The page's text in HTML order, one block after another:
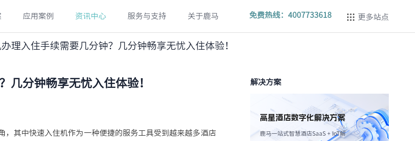
应用案例 资讯中心 服务与支持 关于鹿马 免费热线：4007733618 更多站点
理入住手续需要几分钟？几分钟畅享无忧入住体验！
几分钟畅享无忧入住体验！
其中快速入住机作为一种便捷的服务工具受到越来越多酒店
解决方案
高星酒店数字化解决方案
鹿马一站式智慧酒店SaaS + IoT解